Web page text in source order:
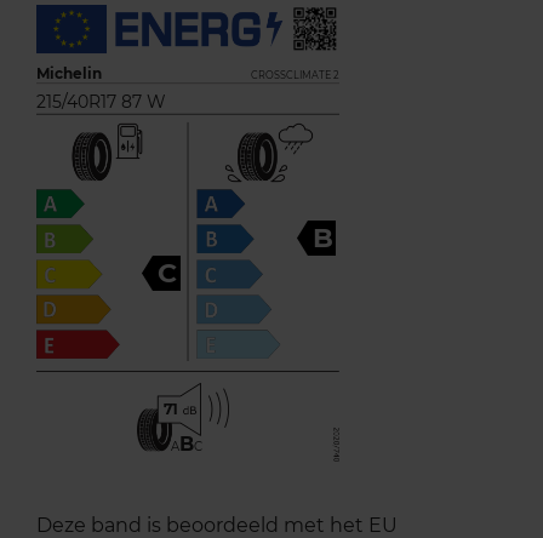
Michelin CROSSCLIMATE 2
215/40R17 87 W
C
B
71
ABC
Deze band is beoordeeld met het EU